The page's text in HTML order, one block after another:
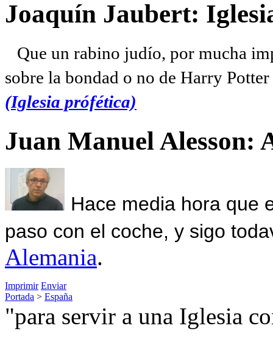
Joaquín Jaubert:
Que un rabino judío, por mucha
sobre la bondad o no de Harry
(Iglesia prófética)
Juan Manuel Alesson:
Hace media hora que
paso con el coche, y sigo
Alemania.
Imprimir Enviar
Portada > España
"para servir a una Iglesia